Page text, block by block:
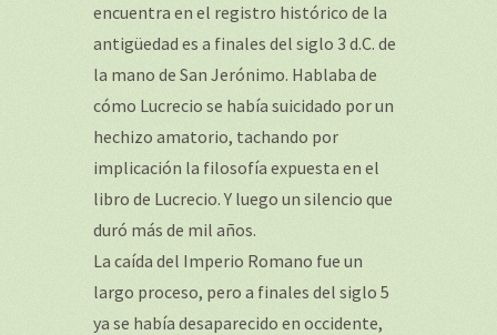
encuentra en el registro histórico de la
antigüedad es a finales del siglo 3 d.C. de
la mano de San Jerónimo. Hablaba de
cómo Lucrecio se había suicidado por un
hechizo amatorio, tachando por
implicación la filosofía expuesta en el
libro de Lucrecio. Y luego un silencio que
duró más de mil años.
La caída del Imperio Romano fue un
largo proceso, pero a finales del siglo 5
ya se había desaparecido en occidente,